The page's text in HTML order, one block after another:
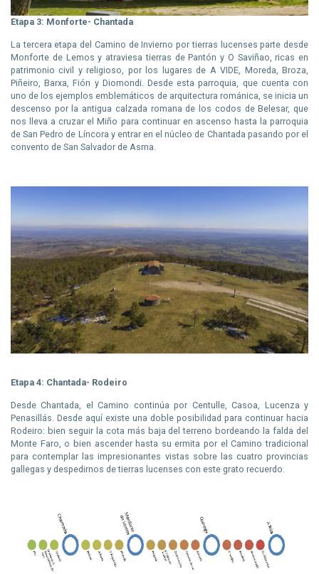
Etapa 3: Monforte- Chantada
La tercera etapa del Camino de Invierno por tierras lucenses parte desde
Monforte de Lemos y atraviesa tierras de Pantón y O Saviñao, ricas en
patrimonio civil y religioso, por los lugares de A VIDE, Moreda, Broza,
Piñeiro, Barxa, Fión y Diomondi. Desde esta parroquia, que cuenta con
uno de los ejemplos emblemáticos de arquitectura románica, se inicia un
descenso por la antigua calzada romana de los codos de Belesar, que
nos lleva a cruzar el Miño para continuar en ascenso hasta la parroquia
de San Pedro de Líncora y entrar en el núcleo de Chantada pasando por el
convento de San Salvador de Asma.
Etapa 4: Chantada- Rodeiro
Desde Chantada, el Camino continúa por Centulle, Casoa, Lucenza y
Penasillás. Desde aquí existe una doble posibilidad para continuar hacia
Rodeiro: bien seguir la cota más baja del terreno bordeando la falda del
Monte Faro, o bien ascender hasta su ermita por el Camino tradicional
para contemplar las impresionantes vistas sobre las cuatro provincias
gallegas y despedirnos de tierras lucenses con este grato recuerdo.